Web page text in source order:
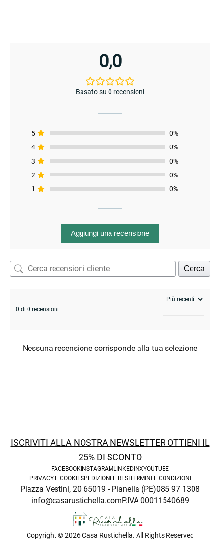
0,0
Basato su 0 recensioni
5
0%
4
0%
3
0%
2
0%
1
0%
Aggiungi una recensione
Cerca
0 di 0 recensioni
Nessuna recensione corrisponde alla tua selezione
ISCRIVITI ALLA NOSTRA NEWSLETTER OTTIENI IL
25% DI SCONTO
FACEBOOK INSTAGRAM LINKEDINXYOUTUBE
PRIVACY E COOKIESPEDIZIONI E RESI TERMINI E CONDIZIONI
Piazza Vestini, 20 65019 - Pianella (PE)085 97 1308
info@casarustichella.comP.IVA 00011540689
Copyright © 2026 Casa Rustichella. All Rights Reserved